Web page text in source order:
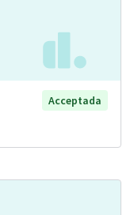
Acceptada